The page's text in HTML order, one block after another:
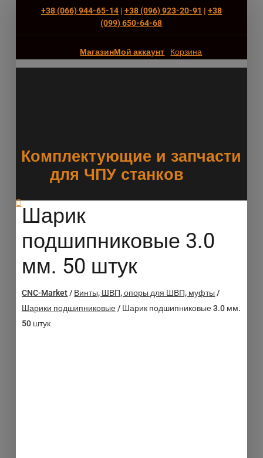
+38 (066) 944-65-14| +38 (096) 923-20-91 | +38
(‎099) 650-64-68
МагазинМой аккаунт Корзина
Комплектующие и запчасти
для ЧПУ станков
Шарик
подшипниковые 3.0
мм. 50 штук
CNC-Market/ Винты, ШВП, опоры для ШВП, муфты /
Шарики подшипниковые/ Шарик подшипниковые 3.0 мм.
50 штук